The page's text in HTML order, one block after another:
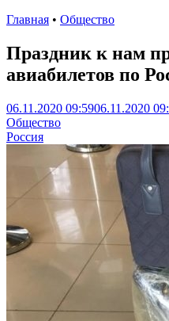
Главная • Общество
Праздник к нам
авиабилетов по
06.11.2020 09:5906.11.2020
Общество
Россия